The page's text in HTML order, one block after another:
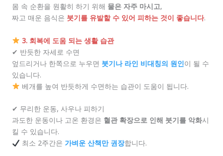
몸 속 순환을 원활히 하기 위해 물은 자주 마시고,
짜고 매운 음식은 붓기를 유발할 수 있어 피하는 것이 좋습니다.
3. 회복에 도움 되는 생활 습관
✔ 반듯한 자세로 수면
엎드리거나 한쪽으로 누우면 붓기나 라인 비대칭의 원인이 될 수
있습니다.
베개를 높여 반듯하게 수면하는 습관이 도움이 됩니다.
✔ 무리한 운동, 사우나 피하기
과도한 운동이나 고온 환경은 혈관 확장으로 인해 붓기를 악화시
킬 수 있습니다.
최소 2주간은 가벼운 산책만 권장합니다.